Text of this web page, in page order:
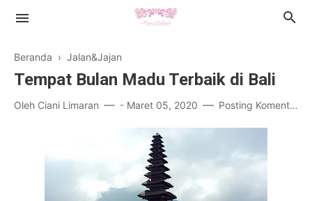
Book Review
Beranda › Jalan&Jajan
Tempat Bulan Madu Terbaik di Bali
Oleh Ciani Limaran - Maret 05, 2020 Posting Komentar